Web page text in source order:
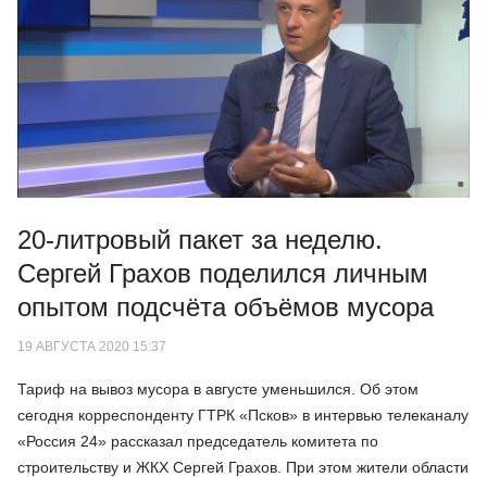
20-литровый пакет за неделю.
Сергей Грахов поделился личным
опытом подсчёта объёмов мусора
19 АВГУСТА 2020 15:37
Тариф на вывоз мусора в августе уменьшился. Об этом
сегодня корреспонденту ГТРК «Псков» в интервью телеканалу
«Россия 24» рассказал председатель комитета по
строительству и ЖКХ Сергей Грахов. При этом жители области